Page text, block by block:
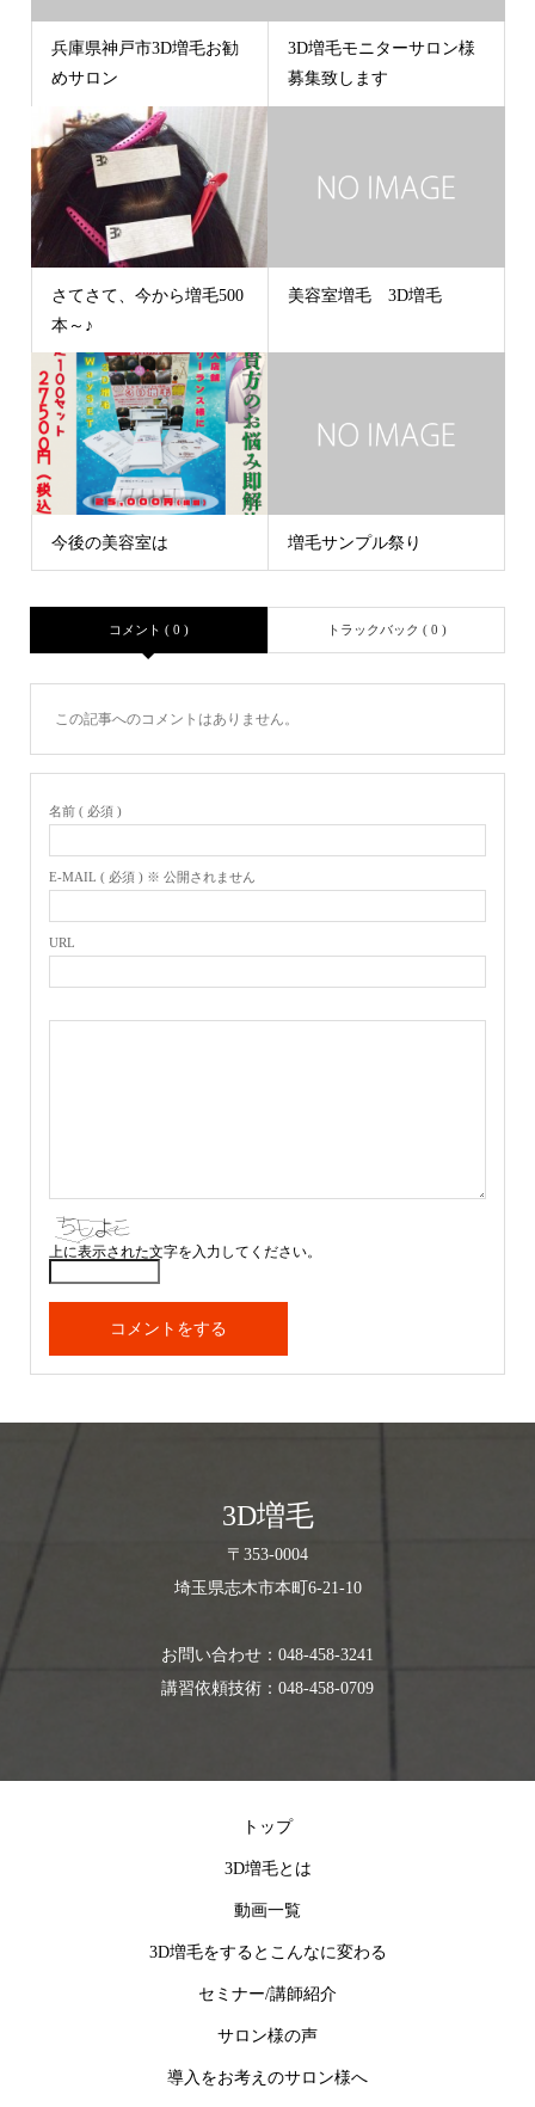
兵庫県神戸市3D増毛お勧
めサロン
3D増毛モニターサロン様
募集致します
さてさて、今から増毛500
本～♪
美容室増毛 3D増毛
今後の美容室は 増毛サンプル祭り
コメント ( 0 ) トラックバック ( 0 )
この記事へのコメントはありません。
名前 ( 必須 )
E-MAIL ( 必須 ) ※ 公開されません
URL
上に表示された文字を入力してください。
3D増毛
〒353-0004
埼玉県志木市本町6-21-10
お問い合わせ：048-458-3241
講習依頼技術：048-458-0709
トップ
3D増毛とは
動画一覧
3D増毛をするとこんなに変わる
セミナー/講師紹介
サロン様の声
導入をお考えのサロン様へ